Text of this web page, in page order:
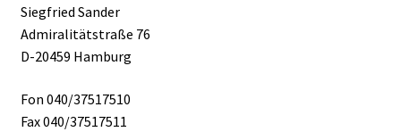
Siegfried Sander
Admiralitätstraße 76
D-20459 Hamburg
Fon 040/37517510
Fax 040/37517511